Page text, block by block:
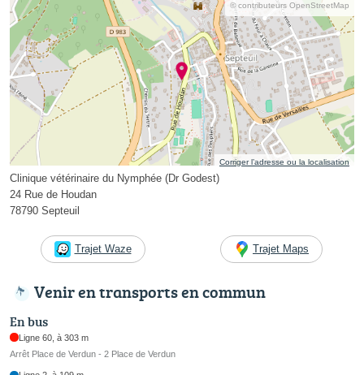
© contributeurs OpenStreetMap
Corriger l’adresse ou la localisation
Clinique vétérinaire du Nymphée (Dr Godest)
24 Rue de Houdan
78790 Septeuil
Trajet Waze Trajet Maps
Venir en transports en commun
En bus
Ligne 60, à 303 m
Arrêt Place de Verdun - 2 Place de Verdun